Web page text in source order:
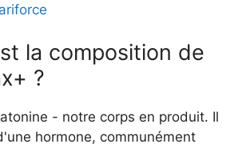
la composition de
?
- notre corps en produit. Il
hormone, communément